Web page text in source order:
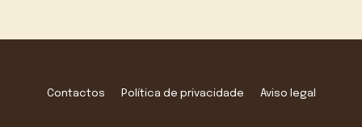
Contactos Política de privacidade Aviso legal